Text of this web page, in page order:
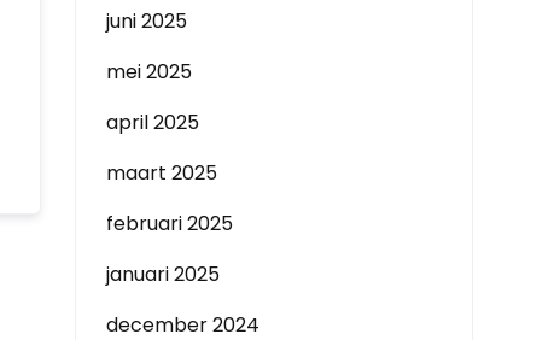
juni 2025
mei 2025
april 2025
maart 2025
februari 2025
januari 2025
december 2024